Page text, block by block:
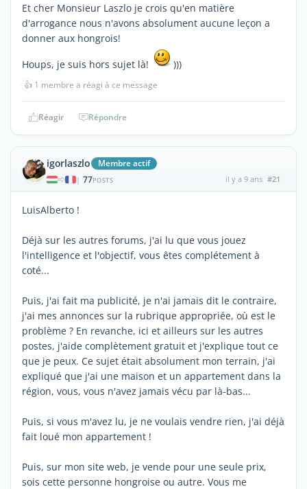
Et cher Monsieur Laszlo je crois qu'en matière
d'arrogance nous n'avons absolument aucune leçon a
donner aux hongrois!
Houps, je suis hors sujet là!
)))
👍 1 membre a réagi à ce message
Réagir Répondre
igorlaszlo Membre actif
| 77POSTS il y a 9 ans #21
LuisAlberto !
Déjà sur les autres forums, j'ai lu que vous jouez
l'intelligence et l'objectif, vous êtes complétement à
coté...
Puis, j'ai fait ma publicité, je n'ai jamais dit le contraire,
j'ai mes annonces sur la rubrique appropriée, où est le
problème ? En revanche, ici et ailleurs sur les autres
postes, j'aide complètement gratuit et j'explique tout ce
que je peux. Ce sujet était absolument mon terrain, j'ai
expliqué que j'ai une maison et un appartement dans la
région, vous, vous n'avez jamais vécu par là-bas...
Puis, si vous m'avez lu, je ne voulais vendre rien, j'ai déjà
fait loué mon appartement !
Puis, sur mon site web, je vende pour une seule prix,
sois cette personne hongroise ou autre. Vous me